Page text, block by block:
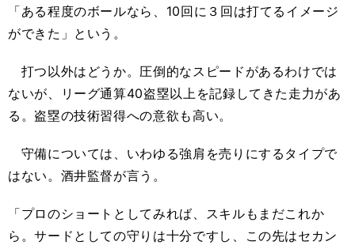
「ある程度のボールなら、 10回に３回は打てるイメージ
ができた」という。
打つ以外はどうか。圧倒的なスピードがあるわけでは
ないが、リーグ通算40盗塁以上を記録してきた走力があ
る。盗塁の技術習得への意欲も高い。
守備については、いわゆる強肩を売りにするタイプで
はない。酒井監督が言う。
「プロのショートとしてみれば、スキルもまだこれか
ら。サードとしての守りは十分ですし、この先はセカン